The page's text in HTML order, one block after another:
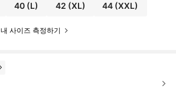
40(L) 42 (XL) 44 (XXL)
내 사이즈 측정하기